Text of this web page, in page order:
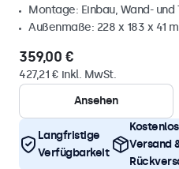
Montage: Einbau, Wand-
Außenmaße: 228 x 183 x 41
359,00 €
427,21 € inkl. MwSt.
Ansehen
Langfristige
Verfügbarkeit
Versand